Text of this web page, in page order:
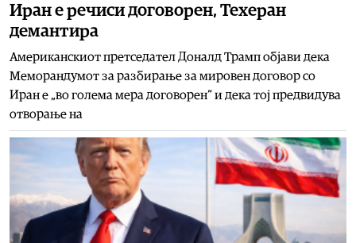
Иран е речиси договорен, Техеран
демантира
Американскиот претседател Доналд Трамп објави дека
Меморандумот за разбирање за мировен договор со
Иран е „во голема мера договорен“ и дека тој предвидува
отворање на